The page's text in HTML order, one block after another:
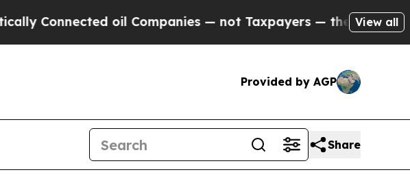
oil Companies — not Taxpayers — the Chance to Cash in on
View all
Provided by AGP
Share